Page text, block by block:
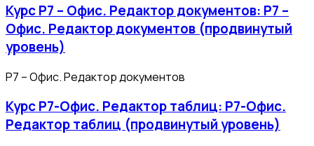
Курс Р7 – Офис. Редактор документов: Р7 –
Офис. Редактор документов (продвинутый
уровень)
Р7 – Офис. Редактор документов
Курс Р7-Офис. Редактор таблиц: Р7-Офис.
Редактор таблиц (продвинутый уровень)